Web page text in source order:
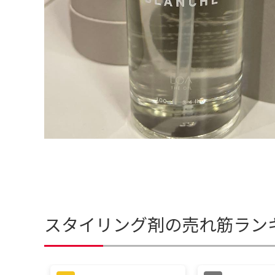
スタイリング剤の売れ筋ラン